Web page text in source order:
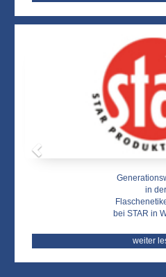
in der
bei STAR in
weiter